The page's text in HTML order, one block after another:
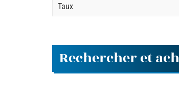
Taux
Rechercher et